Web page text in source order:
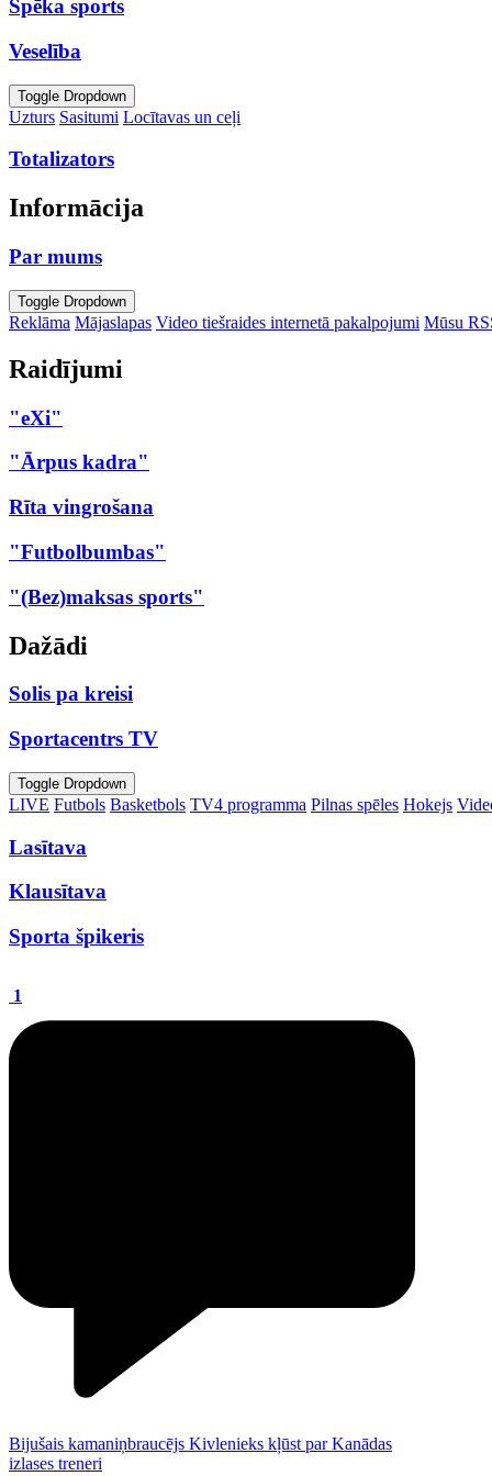
Spēka sports
Veselība
Toggle Dropdown
Uzturs Sasitumi Locītavas un ceļi
Totalizators
Informācija
Par mums
Toggle Dropdown
Reklāma Mājaslapas Video tiešraides internetā pakalpojumi Mūsu
Raidījumi
"eXi"
"Ārpus kadra"
Rīta vingrošana
"Futbolbumbas"
"(Bez)maksas sports"
Dažādi
Solis pa kreisi
Sportacentrs TV
Toggle Dropdown
LIVE Futbols Basketbols TV4 programma Pilnas spēles Hokejs
Lasītava
Klausītava
Sporta špikeris
1
Bijušais kamaniņbraucējs Kivlenieks kļūst par Kanādas
izlases treneri